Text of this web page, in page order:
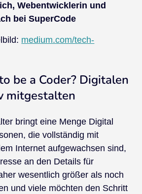
Webentwicklerin und
bei SuperCode
medium.com/tech-
be a Coder? Digitalen
mitgestalten
bringt eine Menge Digital
die vollständig mit
Internet aufgewachsen sind,
an den Details für
wesentlich größer als noch
und viele möchten den Schritt